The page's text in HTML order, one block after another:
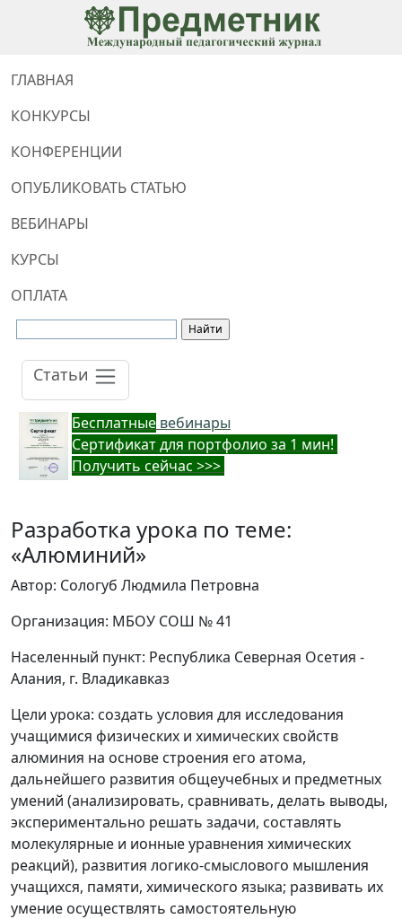
ГЛАВНАЯ
КОНКУРСЫ
КОНФЕРЕНЦИИ
ОПУБЛИКОВАТЬ СТАТЬЮ
ВЕБИНАРЫ
КУРСЫ
ОПЛАТА
Статьи
Бесплатные вебинары
Cертификат для портфолио за 1 мин!
Получить сейчас >>>
Разработка урока по теме:
«Алюминий»
Автор: Сологуб Людмила Петровна
Организация: МБОУ СОШ № 41
Населенный пункт: Республика Северная Осетия -
Алания, г. Владикавказ
Цели урока: создать условия для исследования
учащимися физических и химических свойств
алюминия на основе строения его атома,
дальнейшего развития общеучебных и предметных
умений (анализировать, сравнивать, делать выводы,
экспериментально решать задачи, составлять
молекулярные и ионные уравнения химических
реакций), развития логико-смыслового мышления
учащихся, памяти, химического языка; развивать их
умение осуществлять самостоятельную